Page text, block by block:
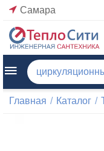
Самара
Главная / Каталог /